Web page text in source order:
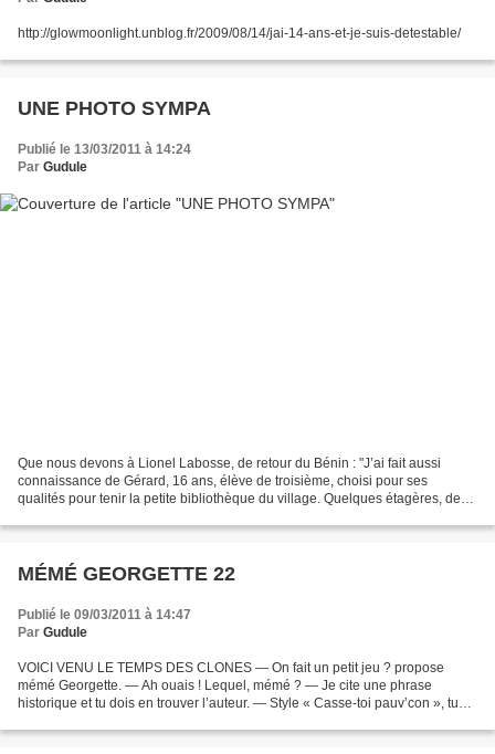
http://glowmoonlight.unblog.fr/2009/08/14/jai-14-ans-et-je-suis-detestable/
UNE PHOTO SYMPA
Publié le 13/03/2011 à 14:24
Par Gudule
Que nous devons à Lionel Labosse, de retour du Bénin : "J’ai fait aussi
connaissance de Gérard, 16 ans, élève de troisième, choisi pour ses
qualités pour tenir la petite bibliothèque du village. Quelques étagères, des
MÉMÉ GEORGETTE 22
Publié le 09/03/2011 à 14:47
Par Gudule
VOICI VENU LE TEMPS DES CLONES — On fait un petit jeu ? propose
mémé Georgette. — Ah ouais ! Lequel, mémé ? — Je cite une phrase
historique et tu dois en trouver l’auteur. — Style « Casse-toi pauv’con », tu